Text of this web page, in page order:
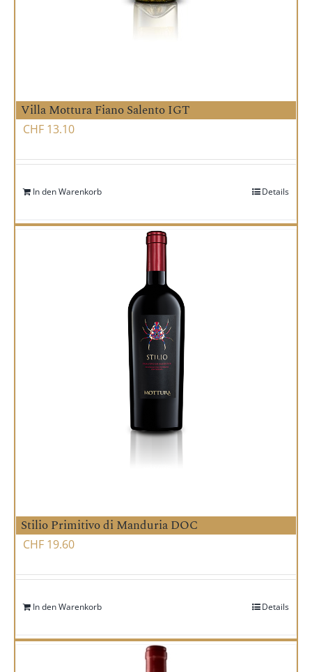
Villa Mottura Fiano Salento IGT
CHF 13.10
In den Warenkorb Details
Stilio Primitivo di Manduria DOC
CHF 19.60
In den Warenkorb Details